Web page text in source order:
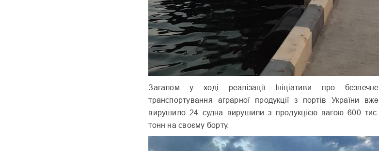
Загалом у ході реалізації Ініціативи про безпечне
транспортування аграрної продукції з портів України вже
вирушило 24 судна вирушили з продукцією вагою 600 тис.
тонн на своєму борту.